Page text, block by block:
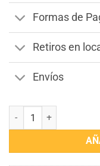
Formas de
Retiros en
Envíos
Acolchado Nacional 1